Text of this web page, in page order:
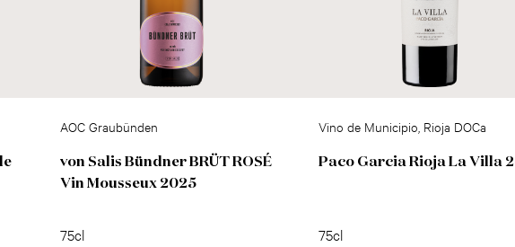
AOC Graubünden
von Salis Bündner BRÜT ROSÉ
Vin Mousseux 2025
75cl
Vino de Municipio, Rioja DOCa
Paco Garcia Rioja La Villa
75cl